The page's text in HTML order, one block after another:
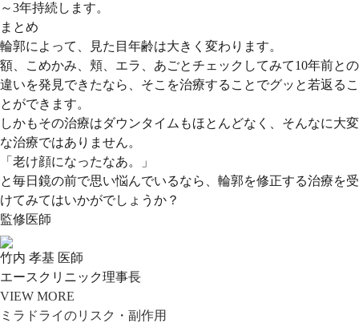
～3年持続します。
まとめ
輪郭によって、見た目年齢は大きく変わります。
額、こめかみ、頬、エラ、あごとチェックしてみて10年前との
違いを発見できたなら、そこを治療することでグッと若返るこ
とができます。
しかもその治療はダウンタイムもほとんどなく、そんなに大変
な治療ではありません。
「老け顔になったなあ。」
と毎日鏡の前で思い悩んでいるなら、輪郭を修正する治療を受
けてみてはいかがでしょうか？
監修医師
竹内 孝基 医師
エースクリニック理事長
VIEW MORE
ミラドライのリスク・副作用